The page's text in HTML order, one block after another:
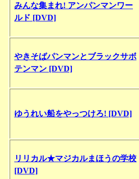
みんな集まれ! アンパンマンワー
ルド [DVD]
やきそばパンマンとブラックサボ
テンマン [DVD]
ゆうれい船をやっつけろ! [DVD]
リリカル★マジカルまほうの学校
[DVD]